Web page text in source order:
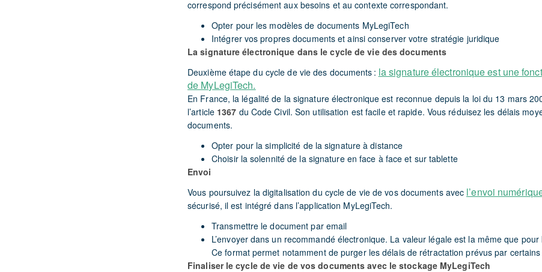
correspond précisément aux besoins et au contexte correspondant.
Opter pour les modèles de documents MyLegiTech
Intégrer vos propres documents et ainsi conserver votre stratégie juridique
La signature électronique dans le cycle de vie des documents
Deuxième étape du cycle de vie des documents : la signature électronique est une
de MyLegiTech.
En France, la légalité de la signature électronique est reconnue depuis la loi du 13 mars
l’article 1367 du Code Civil. Son utilisation est facile et rapide. Vous réduisez les délais
documents.
Opter pour la simplicité de la signature à distance
Choisir la solennité de la signature en face à face et sur tablette
Envoi
Vous poursuivez la digitalisation du cycle de vie de vos documents avec l’envoi
sécurisé, il est intégré dans l’application MyLegiTech.
Transmettre le document par email
L’envoyer dans un recommandé électronique. La valeur légale est la même que
Ce format permet notamment de purger les délais de rétractation prévus par certains
Finaliser le cycle de vie de vos documents avec le stockage MyLegiTech